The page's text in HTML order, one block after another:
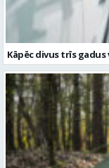
Kāpēc divus trīs